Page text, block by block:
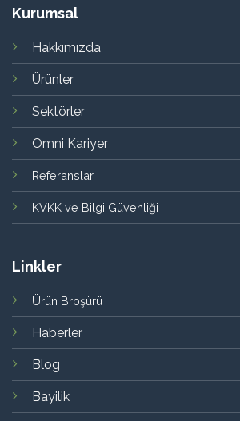
Kurumsal
Hakkımızda
Ürünler
Sektörler
Omni Kariyer
Referanslar
KVKK ve Bilgi Güvenliği
Linkler
Ürün Broşürü
Haberler
Blog
Bayilik